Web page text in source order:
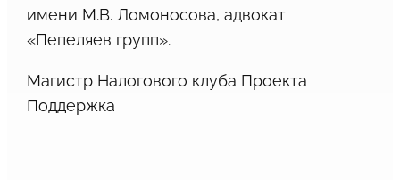
имени М.В. Ломоносова, адвокат
«Пепеляев групп».
Магистр Налогового клуба Проекта
Поддержка